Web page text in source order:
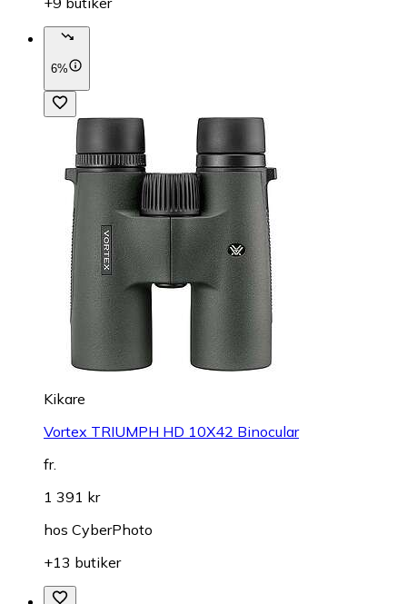
6%
Kikare
Vortex TRIUMPH HD 10X42 Binocular
fr.
1 391 kr
hos CyberPhoto
+13 butiker